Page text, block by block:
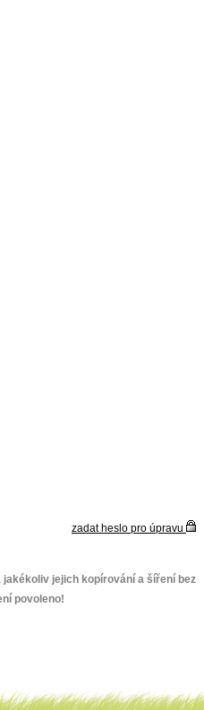
zadat heslo pro úpravu
jejich kopírování a šíření bez
povoleno!